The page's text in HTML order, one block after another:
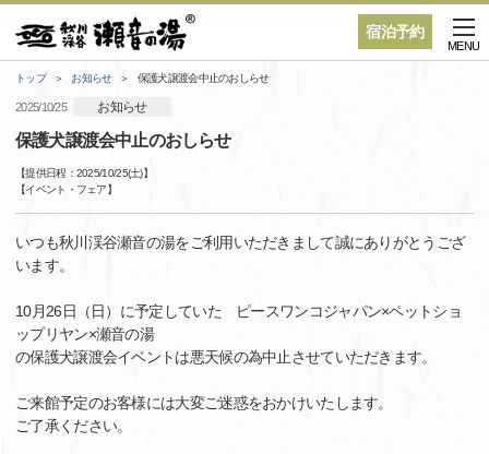
宿泊予約
MENU
トップ お知らせ 保護犬譲渡会中止のおしらせ
2025/10/25 お知らせ
保護犬譲渡会中止のおしらせ
【提供日程： 2025/10/25(土)】
【イベント・フェア】
いつも秋川渓谷瀬音の湯をご利用いただきまして誠にありがとうござ
います。
10月26日（日）に予定していた ピースワンコジャパン×ペットショ
ップリヤン×瀬音の湯
の保護犬譲渡会イベントは悪天候の為中止させていただきます。
ご来館予定のお客様には大変ご迷惑をおかけいたします。
ご了承ください。